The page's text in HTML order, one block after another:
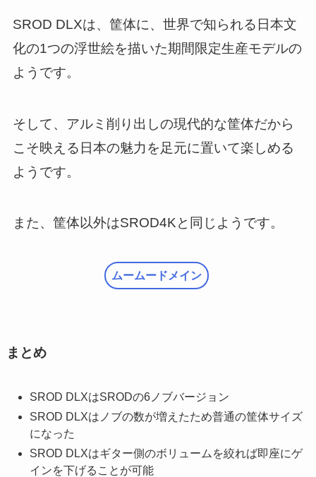
SROD DLXは、筐体に、世界で知られる日本文
化の1つの浮世絵を描いた期間限定生産モデルの
ようです。
そして、アルミ削り出しの現代的な筐体だから
こそ映える日本の魅力を足元に置いて楽しめる
ようです。
また、筐体以外はSROD4Kと同じようです。
ムームードメイン
まとめ
SROD DLXはSRODの6ノブバージョン
SROD DLXはノブの数が増えたため普通の筐体サイズ
になった
SROD DLXはギター側のボリュームを絞れば即座にゲ
インを下げることが可能